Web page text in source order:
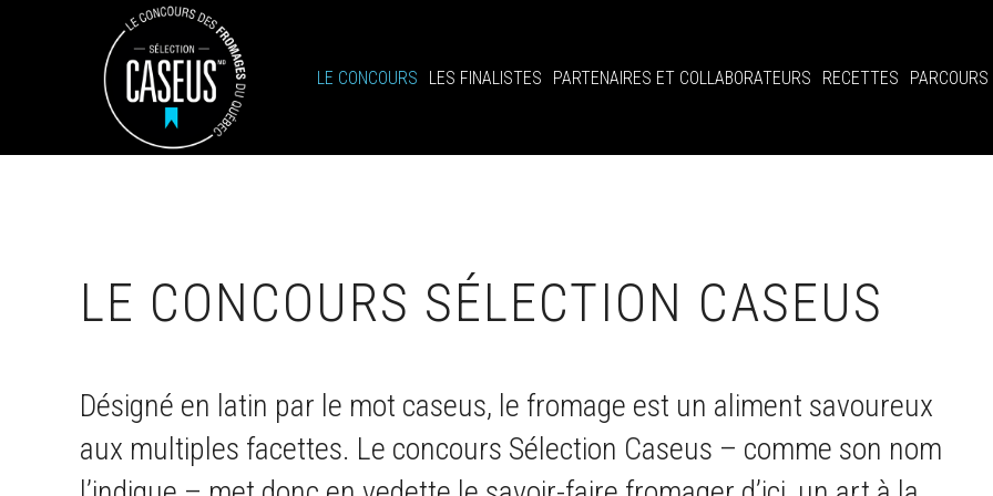
LE CONCOURS LES FINALISTES PARTENAIRES ET COLLABORATEURS RECETTES
LE CONCOURS SÉLECTION CASEUS
Désigné en latin par le mot caseus, le fromage est un aliment savoureux
aux multiples facettes. Le concours Sélection Caseus – comme son nom